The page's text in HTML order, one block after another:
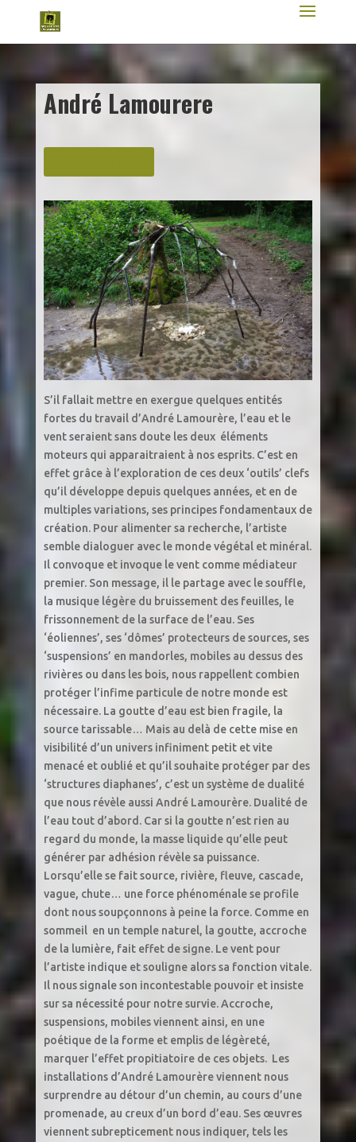
André Lamourere
S’il fallait mettre en exergue quelques entités
fortes du travail d’André Lamourère, l’eau et le
vent seraient sans doute les deux éléments
moteurs qui apparaitraient à nos esprits. C’est en
effet grâce à l’exploration de ces deux ‘outils’ clefs
qu’il développe depuis quelques années, et en de
multiples variations, ses principes fondamentaux de
création. Pour alimenter sa recherche, l’artiste
semble dialoguer avec le monde végétal et minéral.
Il convoque et invoque le vent comme médiateur
premier. Son message, il le partage avec le souffle,
la musique légère du bruissement des feuilles, le
frissonnement de la surface de l’eau. Ses
‘éoliennes’, ses ‘dômes’ protecteurs de sources, ses
‘suspensions’ en mandorles, mobiles au dessus des
rivières ou dans les bois, nous rappellent combien
protéger l’infime particule de notre monde est
nécessaire. La goutte d’eau est bien fragile, la
source tarissable… Mais au delà de cette mise en
visibilité d’un univers infiniment petit et vite
menacé et oublié et qu’il souhaite protéger par des
‘structures diaphanes’, c’est un système de dualité
que nous révèle aussi André Lamourère. Dualité de
l’eau tout d’abord. Car si la goutte n’est rien au
regard du monde, la masse liquide qu’elle peut
générer par adhésion révèle sa puissance.
Lorsqu’elle se fait source, rivière, fleuve, cascade,
vague, chute… une force phénoménale se profile
dont nous soupçonnons à peine la force. Comme en
sommeil en un temple naturel, la goutte, accroche
de la lumière, fait effet de signe. Le vent pour
l’artiste indique et souligne alors sa fonction vitale.
Il nous signale son incontestable pouvoir et insiste
sur sa nécessité pour notre survie. Accroche,
suspensions, mobiles viennent ainsi, en une
poétique de la forme et emplis de légèreté,
marquer l’effet propitiatoire de ces objets. Les
installations d’André Lamourère viennent nous
surprendre au détour d’un chemin, au cours d’une
promenade, au creux d’un bord d’eau. Ses œuvres
viennent subrepticement nous indiquer, tels les